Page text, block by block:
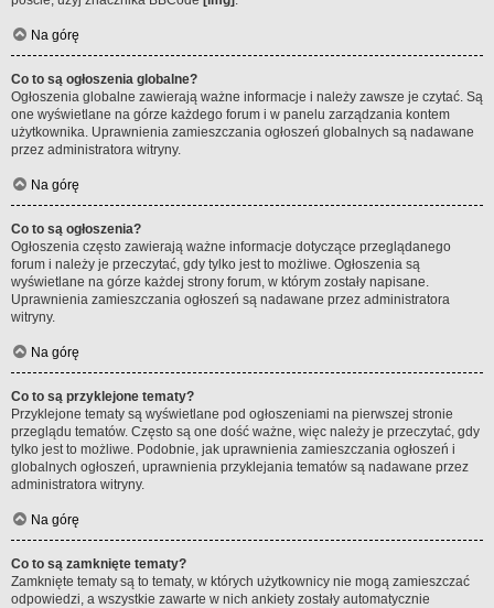
Na górę
Co to są ogłoszenia globalne?
Ogłoszenia globalne zawierają ważne informacje i należy zawsze je czytać. Są
one wyświetlane na górze każdego forum i w panelu zarządzania kontem
użytkownika. Uprawnienia zamieszczania ogłoszeń globalnych są nadawane
przez administratora witryny.
Na górę
Co to są ogłoszenia?
Ogłoszenia często zawierają ważne informacje dotyczące przeglądanego
forum i należy je przeczytać, gdy tylko jest to możliwe. Ogłoszenia są
wyświetlane na górze każdej strony forum, w którym zostały napisane.
Uprawnienia zamieszczania ogłoszeń są nadawane przez administratora
witryny.
Na górę
Co to są przyklejone tematy?
Przyklejone tematy są wyświetlane pod ogłoszeniami na pierwszej stronie
przeglądu tematów. Często są one dość ważne, więc należy je przeczytać, gdy
tylko jest to możliwe. Podobnie, jak uprawnienia zamieszczania ogłoszeń i
globalnych ogłoszeń, uprawnienia przyklejania tematów są nadawane przez
administratora witryny.
Na górę
Co to są zamknięte tematy?
Zamknięte tematy są to tematy, w których użytkownicy nie mogą zamieszczać
odpowiedzi, a wszystkie zawarte w nich ankiety zostały automatycznie